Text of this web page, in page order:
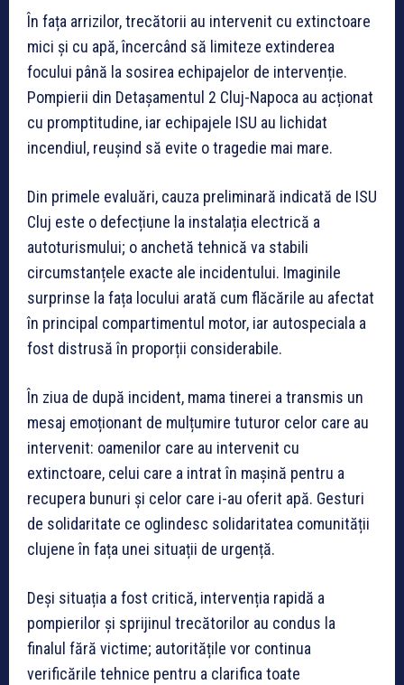
În fața arrizilor, trecătorii au intervenit cu extinctoare
mici și cu apă, încercând să limiteze extinderea
focului până la sosirea echipajelor de intervenție.
Pompierii din Detașamentul 2 Cluj-Napoca au acționat
cu promptitudine, iar echipajele ISU au lichidat
incendiul, reușind să evite o tragedie mai mare.
Din primele evaluări, cauza preliminară indicată de ISU
Cluj este o defecțiune la instalația electrică a
autoturismului; o anchetă tehnică va stabili
circumstanțele exacte ale incidentului. Imaginile
surprinse la fața locului arată cum flăcările au afectat
în principal compartimentul motor, iar autospeciala a
fost distrusă în proporții considerabile.
În ziua de după incident, mama tinerei a transmis un
mesaj emoționant de mulțumire tuturor celor care au
intervenit: oamenilor care au intervenit cu
extinctoare, celui care a intrat în mașină pentru a
recupera bunuri și celor care i-au oferit apă. Gesturi
de solidaritate ce oglindesc solidaritatea comunității
clujene în fața unei situații de urgență.
Deși situația a fost critică, intervenția rapidă a
pompierilor și sprijinul trecătorilor au condus la
finalul fără victime; autoritățile vor continua
verificările tehnice pentru a clarifica toate